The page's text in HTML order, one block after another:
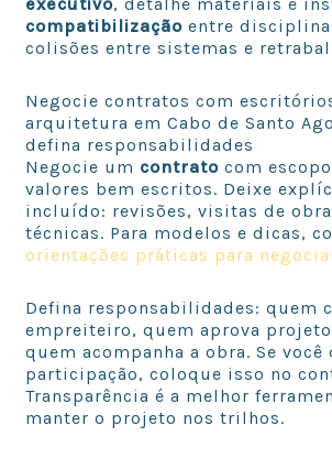
compatibilização entre
colisões entre sistemas e
Negocie contratos com
arquitetura em Cabo de Santo
defina responsabilidades
Negocie um contrato com
valores bem escritos. Deixe
incluído: revisões, visitas de
técnicas. Para modelos e dicas,
orientações práticas para
Defina responsabilidades: quem
empreiteiro, quem aprova
quem acompanha a obra. Se
participação, coloque isso no
Transparência é a melhor
manter o projeto nos trilhos.